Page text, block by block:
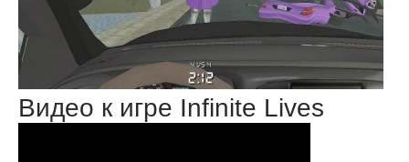
Видео к игре Infinite Lives